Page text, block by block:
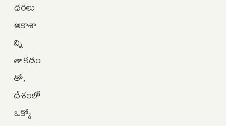
ధరలు
ఆకాశా
న్ని
తాకడం
తో,
దేశంలో
ఒక్కో